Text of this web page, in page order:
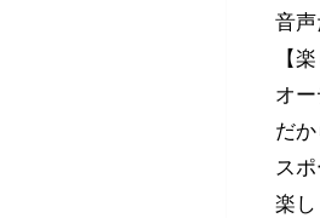
音
【
オ
だか
ス
楽し